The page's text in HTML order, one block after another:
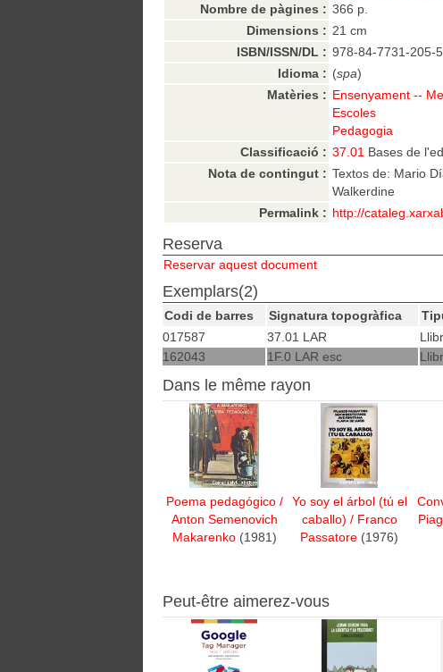
Nombre de pàgines : 366 p.
Dimensions : 21 cm
ISBN/ISSN/DL : 978-84-7731-205-5
Idioma : (spa)
Matèries : Ensenyament --
Escoles
Pedagogia
Classificació : 37.01 Bases de
Nota de contingut : Textos de: Mario
Walkerdine
Permalink : http://
Reserva
Reservar aquest document
Exemplars(2)
Codi de barres Signatura topogràfica
017587
37.01 LAR
162043
1F.0 LAR esc
Dans le même rayon
Poema pedagógico/
Anton Semenovich
Makarenko(1981)
Yo soy el árbol (tú el
caballo) / Franco
Passatore (1976)
Peut-être aimerez-vous